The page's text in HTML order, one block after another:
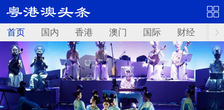
首页 国内 香港 澳门 国际 财经 资